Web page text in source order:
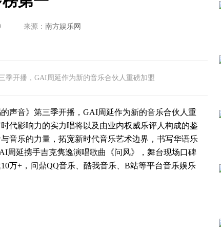
来源： 南方娱乐网
季开播，GAI周延作为新的音乐合伙人重磅加盟
音》第三季开播，GAI周延作为新的音乐合伙人重
代影响力的实力唱将以及由业内权威乐评人构成的鉴
音乐的力量，拓宽新时代音乐艺术边界，书写华语乐
周延携手吉克隽逸演唱歌曲《问风》，舞台现场口碑
万+，问鼎QQ音乐、酷我音乐、B站等平台音乐娱乐